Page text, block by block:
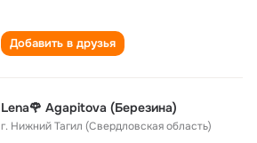
Добавить в друзья
Lena🌹 Agapitova (Березина)
г. Нижний Тагил (Свердловская область)